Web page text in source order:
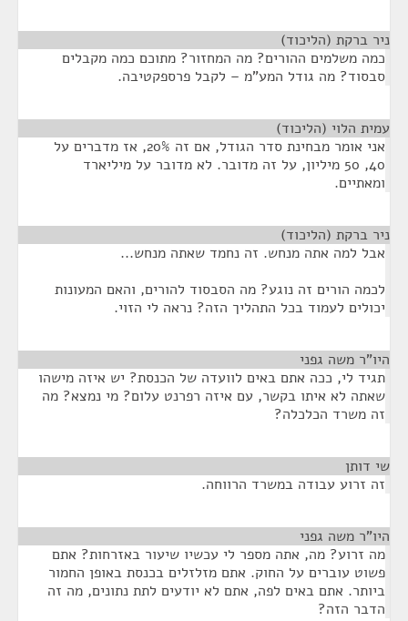
ניר ברקת (הליכוד)
כמה משלמים ההורים? מה המחזור? מתוכם כמה מקבלים
סבסוד? מה גודל המע"מ – לקבל פרספקטיבה.
עמית הלוי (הליכוד)
אני אומר מבחינת סדר הגודל, אם זה 20%, אז מדברים על
40, 50 מיליון, על זה מדובר. לא מדובר על מיליארד
ומאתיים.
ניר ברקת (הליכוד)
אבל למה אתה מנחש. זה נחמד שאתה מנחש...
לכמה הורים זה נוגע? מה הסבסוד להורים, והאם המעונות
יכולים לעמוד בכל התהליך הזה? נראה לי הזוי.
היו"ר משה גפני
תגיד לי, ככה אתם באים לוועדה של הכנסת? יש איזה מישהו
שאתה לא איתו בקשר, עם איזה רפרנט עלום? מי נמצא? מה
זה משרד הכלכלה?
שי דותן
זה זרוע עבודה במשרד הרווחה.
היו"ר משה גפני
מה זרוע? מה, אתה מספר לי עכשיו שיעור באזרחות? אתם
פשוט עוברים על החוק. אתם מזלזלים בכנסת באופן החמור
ביותר. אתם באים לפה, אתם לא יודעים לתת נתונים, מה זה
הדבר הזה?